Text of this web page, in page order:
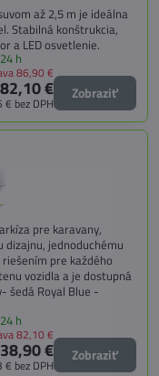
až 2,5 m je ideálna
Stabilná konštrukcia,
a LED osvetlenie.
h
€
€ bez DPH
86,90 €
Zobraziť
pre karavany,
jednoduchému
pre každého
vozidla a je dostupná
šedá Royal Blue -
h
€
€ bez DPH
82,10 €
Zobraziť